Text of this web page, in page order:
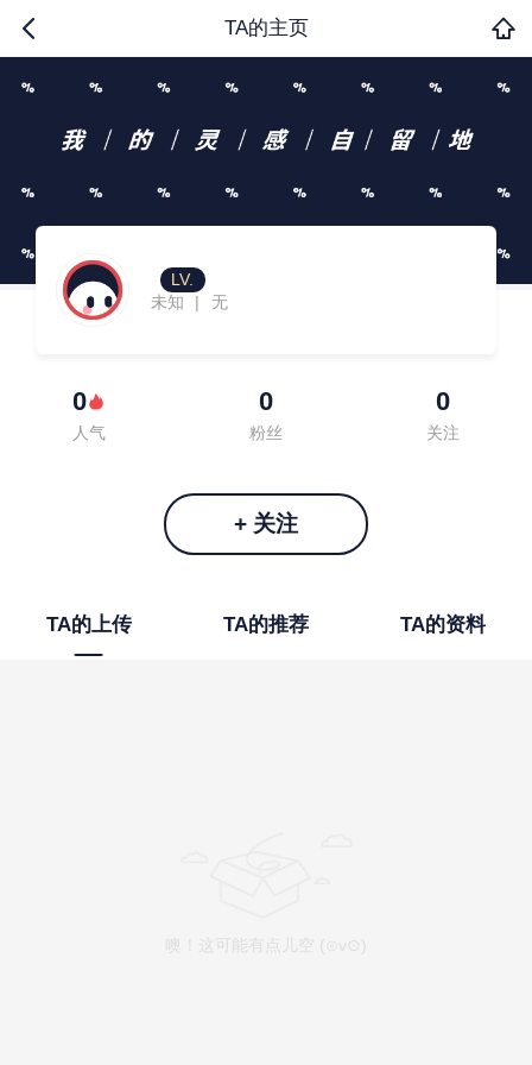
TA的主页
LV.
未知
| 无
0
人气
0
粉丝
0
关注
+ 关注
TA的上传 TA的推荐 TA的资料